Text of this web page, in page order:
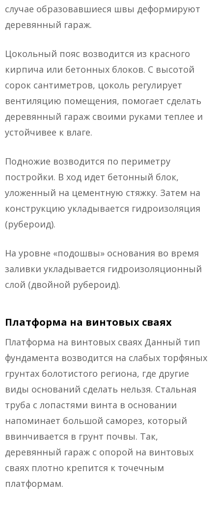
случае образовавшиеся швы деформируют
деревянный гараж.
Цокольный пояс возводится из красного
кирпича или бетонных блоков. С высотой
сорок сантиметров, цоколь регулирует
вентиляцию помещения, помогает сделать
деревянный гараж своими руками теплее и
устойчивее к влаге.
Подножие возводится по периметру
постройки. В ход идет бетонный блок,
уложенный на цементную стяжку. Затем на
конструкцию укладывается гидроизоляция
(рубероид).
На уровне «подошвы» основания во время
заливки укладывается гидроизоляционный
слой (двойной рубероид).
Платформа на винтовых сваях
Платформа на винтовых сваях Данный тип
фундамента возводится на слабых торфяных
грунтах болотистого региона, где другие
виды оснований сделать нельзя. Стальная
труба с лопастями винта в основании
напоминает большой саморез, который
ввинчивается в грунт почвы. Так,
деревянный гараж с опорой на винтовых
сваях плотно крепится к точечным
платформам.